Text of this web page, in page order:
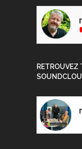
RETROUVEZ